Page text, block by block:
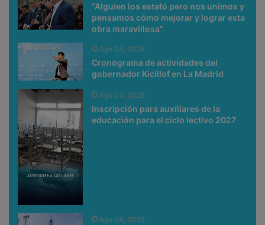
“Alguien los estafó pero nos unimos y
pensamos cómo mejorar y lograr esta
obra maravillosa”
Ago 04, 2026
Cronograma de actividades del
gobernador Kicillof en La Madrid
Ago 04, 2026
Inscripción para auxiliares de la
educación para el ciclo lectivo 2027
Ago 04, 2026